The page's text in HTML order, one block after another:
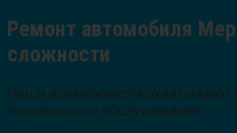
Ремонт автомобиля
сложности
Наши возможности охватывают
технического обслуживания: